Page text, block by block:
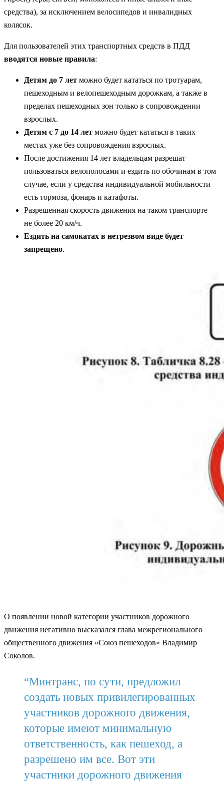
средства), за исключением велосипедов и инвалидных
колясок.
Для пользователей этих транспортных средств в ПДД
вводятся новые правила:
Детям до 7 лет можно будет кататься по тротуарам,
пешеходным и велопешеходным дорожкам, а также в
пределах пешеходных зон только в сопровождении
взрослых.
Детям с 7 до 14 лет можно будет кататься в таких
местах уже без сопровождения взрослых.
После достижения 14 лет владельцам разрешат
пользоваться велополосами и ездить по обочинам в том
случае, если у средства индивидуальной мобильности
есть тормоза, фонарь и катафоты.
Разрешенная скорость движения на таком транспорте —
не более 20 км/ч.
Ездить на самокатах в нетрезвом виде будет
запрещено.
О появлении новой категории участников дорожного
движения негативно высказался глава межрегионального
общественного движения «Союз пешеходов» Владимир
Соколов.
“Минтранс, по сути, предложил
создать новых привилегированных
участников дорожного движения,
которые имеют минимальную
ответственность, как пешеход, а
разрешено им все. Вот эти
участники дорожного движения